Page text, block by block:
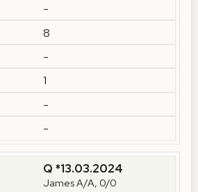
-
8
-
1
-
-
Q *13.03.2024
James A/A, 0/0